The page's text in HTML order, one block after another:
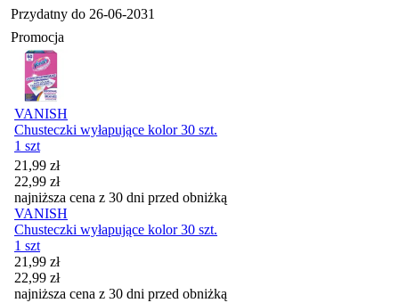
Przydatny do 26-06-2031
Promocja
VANISH
Chusteczki wyłapujące kolor 30 szt.
1 szt
Cena promocyjna
21,99 zł
22,99 zł
najniższa cena z 30 dni przed obniżką
VANISH
Chusteczki wyłapujące kolor 30 szt.
1 szt
Cena promocyjna
21,99 zł
22,99 zł
najniższa cena z 30 dni przed obniżką